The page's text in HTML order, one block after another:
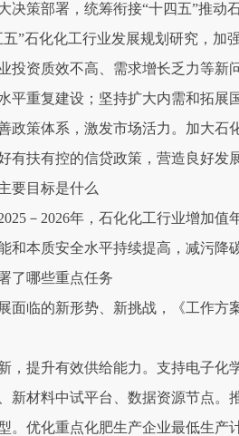
决策部署，统筹衔接“十四五”推
”石化化工行业发展规划研究，
投资质效不高、需求增长乏力等
平重复建设；坚持扩大内需和拓
政策体系，激发市场活力。加大石
有扶有控的信贷政策，营造良好发
要目标是什么
－2026年，石化化工行业增加
和本质安全水平持续提高，减污降
了哪些重点任务
面临的新形势、新挑战，《工作
，提升有效供给能力。支持电子
新材料中试平台、数据资源节点
。优化重点化肥生产企业最低生